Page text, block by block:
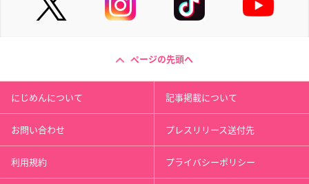
ページの先頭へ
にじめんについて 記事掲載について
お問い合わせ プレスリリース送付先
利用規約 プライバシーポリシー